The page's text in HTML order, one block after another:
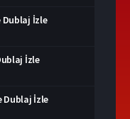
Dublaj İzle
İzle
Dublaj İzle